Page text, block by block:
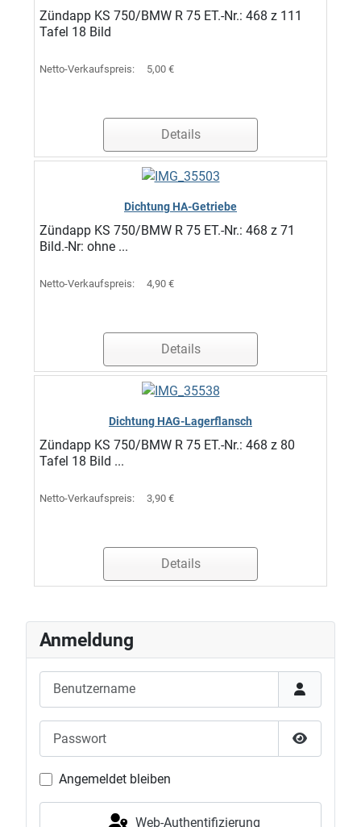
Zündapp KS 750/BMW R 75 ET.-Nr.: 468 z 111
Tafel 18 Bild
Netto-Verkaufspreis: 5,00 €
Details
Dichtung HA-Getriebe
Zündapp KS 750/BMW R 75 ET.-Nr.: 468 z 71
Bild.-Nr: ohne ...
Netto-Verkaufspreis: 4,90 €
Details
Dichtung HAG-Lagerflansch
Zündapp KS 750/BMW R 75 ET.-Nr.: 468 z 80
Tafel 18 Bild ...
Netto-Verkaufspreis: 3,90 €
Details
Anmeldung
Benutzername
Passwort
Angemeldet bleiben
Web-Authentifizierung